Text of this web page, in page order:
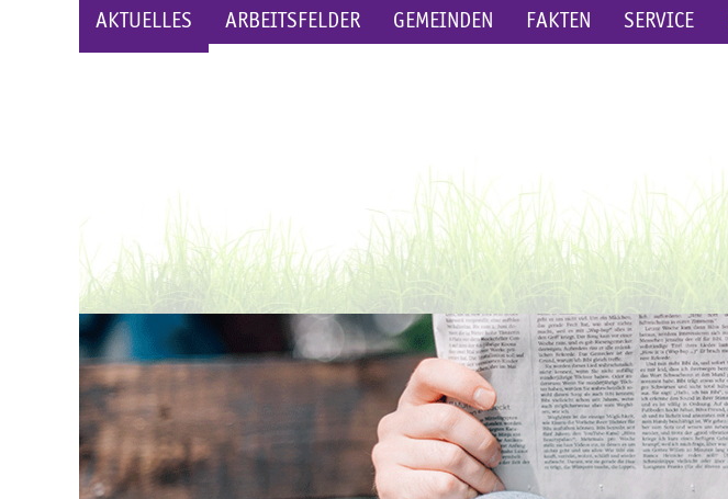
AKTUELLES ARBEITSFELDER GEMEINDEN FAKTEN SERVICE